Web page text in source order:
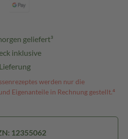
geliefert³
inklusive
werden nur die
Eigenanteile in Rechnung gestellt.⁴
12355062